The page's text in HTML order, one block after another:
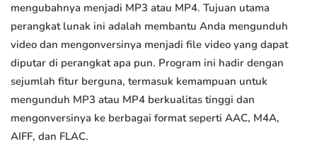
mengubahnya menjadi MP3 atau MP4. Tujuan utama
perangkat lunak ini adalah membantu Anda mengunduh
video dan mengonversinya menjadi file video yang dapat
diputar di perangkat apa pun. Program ini hadir dengan
sejumlah fitur berguna, termasuk kemampuan untuk
mengunduh MP3 atau MP4 berkualitas tinggi dan
mengonversinya ke berbagai format seperti AAC, M4A,
AIFF, dan FLAC.